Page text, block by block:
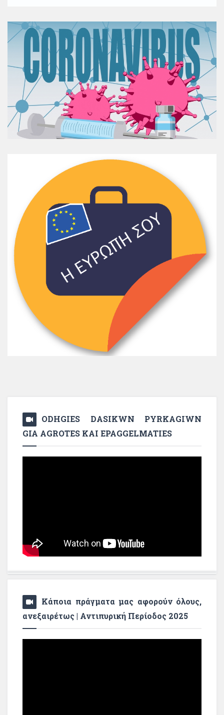
ODHGIES DASIKWN PYRKAGIWN
GIA AGROTES KAI EPAGGELMATIES
Κάποια πράγματα μας αφορούν όλους,
ανεξαιρέτως | Αντιπυρική Περίοδος 2025